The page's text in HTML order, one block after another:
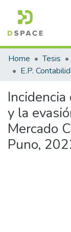
Communities &
All of DSpace
Home Tesis
E.P.
y la
Mercado
Puno,